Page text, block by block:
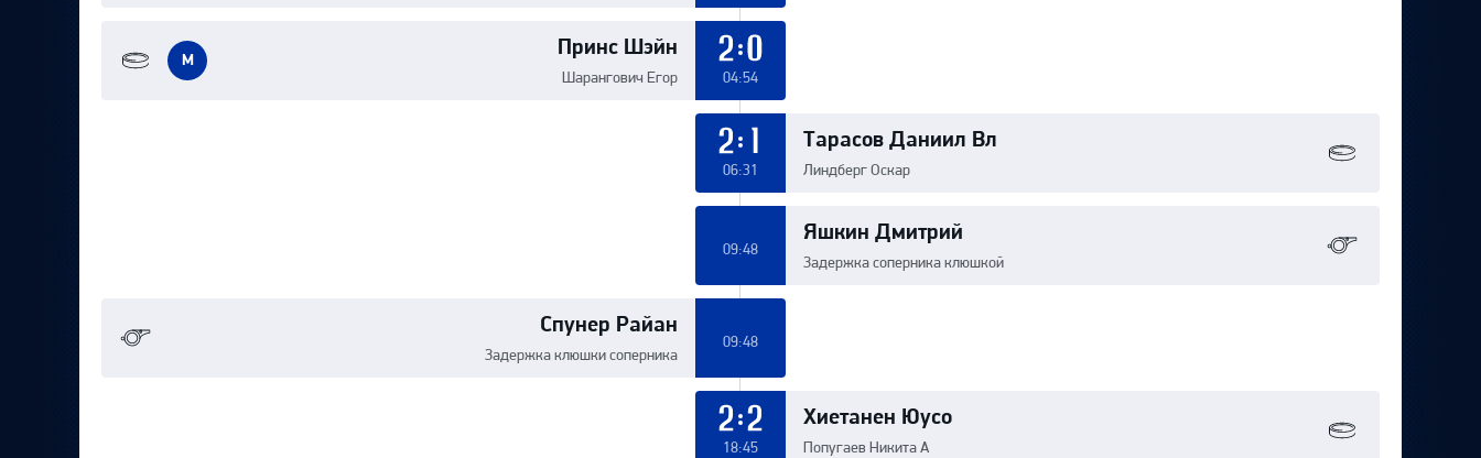
Принс Шэйн
Шарангович Егор
2:0
04:54
М
Тарасов Даниил Вл
Линдберг Оскар
2:1
06:31
Яшкин Дмитрий
Задержка соперника клюшкой
09:48
Спунер Райан
Задержка клюшки соперника
09:48
Хиетанен Юусо
Попугаев Никита А
2:2
18:45